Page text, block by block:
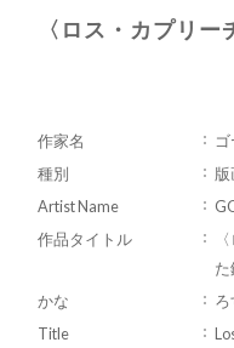
〈ロス・カプリ
作家名
種別
Artist Name
作品タイトル
た
かな
Title